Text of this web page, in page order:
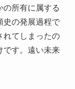
の所有に属する
史の発展過程で
れてしまったの
です。遠い未来